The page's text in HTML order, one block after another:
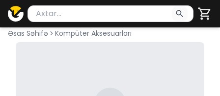
Məhsul axtar
Axtarış üçün ən azı 2 simvol yazın. Göndərmək
Əsas Səhifə Kompüter Aksesuarları